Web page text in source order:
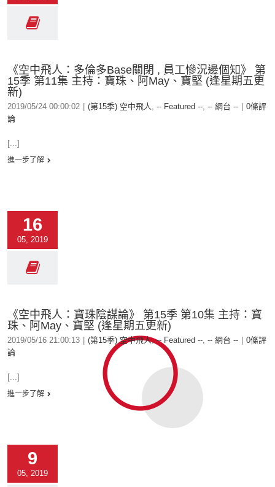
《空中飛人：多倫多Base關閉 , 員工慘況邊個知》 第
15季 第11集 主持：寶珠、阿May、寶堅 (逢星期五更
新)
2019/05/24 00:00:02 (第15季) 空中飛人, -- Featured --, -- 網台 --
0條評
論
[...]
進一步了解
16
05, 2019
《空中飛人：寶珠陰謀論》 第15季 第10集 主持：寶
珠、阿May、寶堅 (逢星期五更新)
2019/05/16 21:00:13 (第15季) 空中飛人,-- Featured --, -- 網台 --
0條評
論
[...]
進一步了解
9
05, 2019